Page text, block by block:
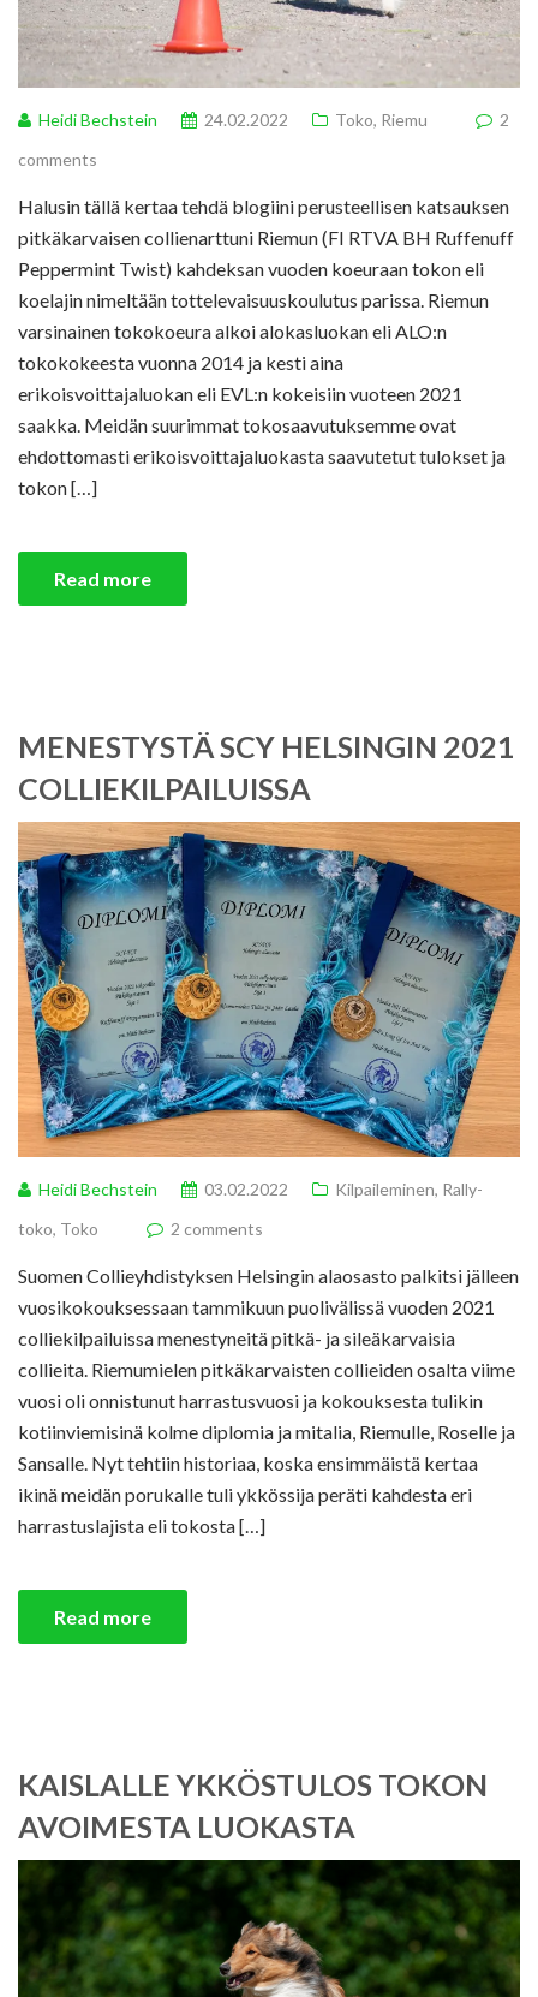
Heidi Bechstein 24.02.2022 Toko, Riemu
2
comments
Halusin tällä kertaa tehdä blogiini perusteellisen katsauksen
pitkäkarvaisen collienarttuni Riemun (FI RTVA BH Ruffenuff
Peppermint Twist) kahdeksan vuoden koeuraan tokon eli
koelajin nimeltään tottelevaisuuskoulutus parissa. Riemun
varsinainen tokokoeura alkoi alokasluokan eli ALO:n
tokokokeesta vuonna 2014 ja kesti aina
erikoisvoittajaluokan eli EVL:n kokeisiin vuoteen 2021
saakka. Meidän suurimmat tokosaavutuksemme ovat
ehdottomasti erikoisvoittajaluokasta saavutetut tulokset ja
tokon […]
Read more
MENESTYSTÄ SCY HELSINGIN 2021
COLLIEKILPAILUISSA
Heidi Bechstein 03.02.2022 Kilpaileminen, Rally-
toko, Toko 2 comments
Suomen Collieyhdistyksen Helsingin alaosasto palkitsi jälleen
vuosikokouksessaan tammikuun puolivälissä vuoden 2021
colliekilpailuissa menestyneitä pitkä- ja sileäkarvaisia
collieita. Riemumielen pitkäkarvaisten collieiden osalta viime
vuosi oli onnistunut harrastusvuosi ja kokouksesta tulikin
kotiinviemisinä kolme diplomia ja mitalia, Riemulle, Roselle ja
Sansalle. Nyt tehtiin historiaa, koska ensimmäistä kertaa
ikinä meidän porukalle tuli ykkössija peräti kahdesta eri
harrastuslajista eli tokosta […]
Read more
KAISLALLE YKKÖSTULOS TOKON
AVOIMESTA LUOKASTA